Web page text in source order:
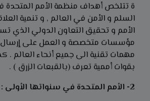
ة تتلخص أهداف منظمة الأمم
السلم و الأمن في العالم , و تنمية
الأمم و تحقيق التعاون الدولي الذي
مؤسسات متخصصة و العمل على إرسال
مهمات تقنية الى جميع أنحاء العالم .
بقوات أممية تعرف (بالقبعات الزرق ) .
2- الأمم المتحدة في سنواتها الأولى :